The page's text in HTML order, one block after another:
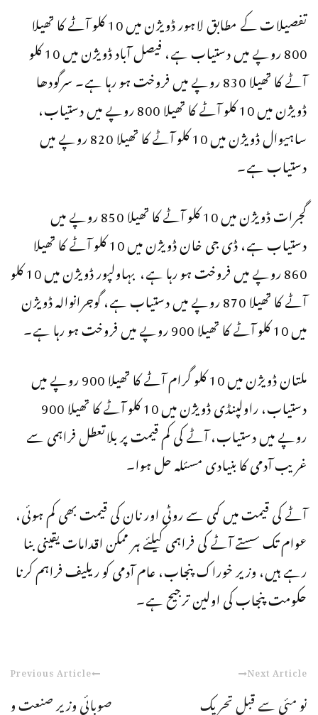
تفصیلات کے مطابق لاہور ڈویژن میں 10 کلو آٹے کا تھیلا
800 روپے میں دستیاب ہے، فیصل آباد ڈویژن میں 10 کلو
آٹے کا تھیلا 830 روپے میں فروخت ہو رہا ہے۔ سرگودھا
ڈویژن میں 10 کلو آٹے کا تھیلا 800 روپے میں دستیاب،
ساہیوال ڈویژن میں 10 کلو آٹے کا تھیلا 820 روپے میں
دستیاب ہے۔
گجرات ڈویژن میں 10 کلو آٹے کا تھیلا 850 روپے میں
دستیاب ہے، ڈی جی خان ڈویژن میں 10 کلو آٹے کا تھیلا
860 روپے میں فروخت ہو رہا ہے، بہاولپور ڈویژن میں 10 کلو
آٹے کا تھیلا 870 روپے میں دستیاب ہے، گوجرانوالہ ڈویژن
میں 10 کلو آٹے کا تھیلا 900 روپے میں فروخت ہو رہا ہے۔
ملتان ڈویژن میں 10 کلو گرام آٹے کا تھیلا 900 روپے میں
دستیاب، راولپنڈی ڈویژن میں 10 کلو آٹے کا تھیلا 900
روپے میں دستیاب، آٹے کی کم قیمت پر بلاتعطل فراہمی سے
غریب آدمی کا بنیادی مسئلہ حل ہوا۔
آٹے کی قیمت میں کمی سے روٹی اور نان کی قیمت بھی کم ہوئی،
عوام تک سستے آٹے کی فراہمی کیلئے ہر ممکن اقدامات یقینی بنا
رہے ہیں، وزیر خوراک پنجاب، عام آدمی کو ریلیف فراہم کرنا
حکومت پنجاب کی اولین ترجیح ہے۔
Previous Article
صوبائی وزیر صنعت و
Next Article
نو مئی سے قبل تحریک